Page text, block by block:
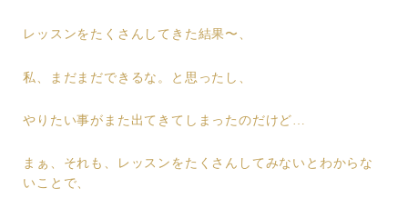
レッスンをたくさんしてきた結果〜、
私、まだまだできるな。と思ったし、
やりたい事がまた出てきてしまったのだけど…
まぁ、それも、レッスンをたくさんしてみないとわからな
いことで、